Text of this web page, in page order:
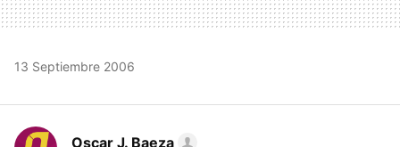
13 Septiembre 2006
Oscar J. Baeza